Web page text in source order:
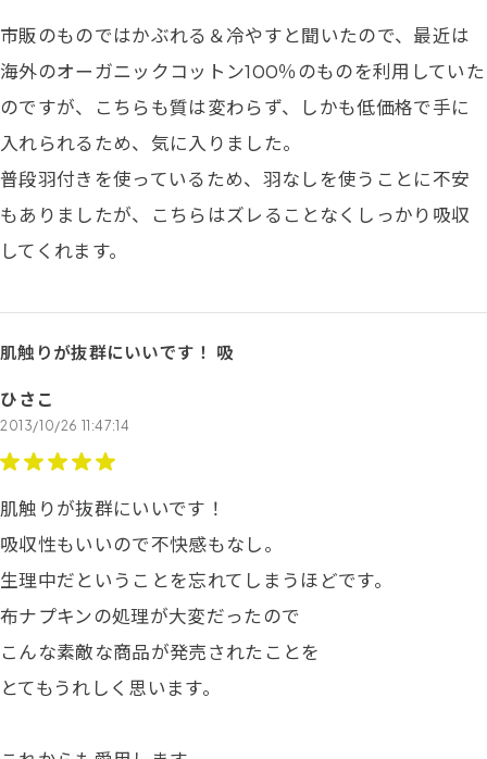
市販のものではかぶれる＆冷やすと聞いたので、最近は
海外のオーガニックコットン100％のものを利用していた
のですが、こちらも質は変わらず、しかも低価格で手に
入れられるため、気に入りました。
普段羽付きを使っているため、羽なしを使うことに不安
もありましたが、こちらはズレることなくしっかり吸収
してくれます。
肌触りが抜群にいいです！ 吸
ひさこ
2013/10/26 11:47:14
肌触りが抜群にいいです！
吸収性もいいので不快感もなし。
生理中だということを忘れてしまうほどです。
布ナプキンの処理が大変だったので
こんな素敵な商品が発売されたことを
とてもうれしく思います。